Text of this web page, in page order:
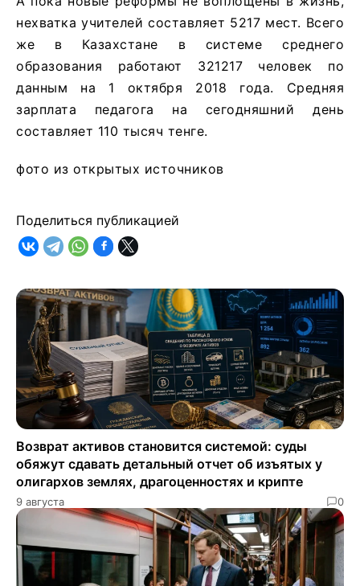
нехватка учителей составляет 5217 мест. Всего
же в Казахстане в системе среднего
образования работают 321217 человек по
данным на 1 октября 2018 года. Средняя
зарплата педагога на сегодняшний день
составляет 110 тысяч тенге.
фото из открытых источников
Поделиться публикацией
Возврат активов становится системой: суды
обяжут сдавать детальный отчет об изъятых у
олигархов землях, драгоценностях и крипте
9 августа 0